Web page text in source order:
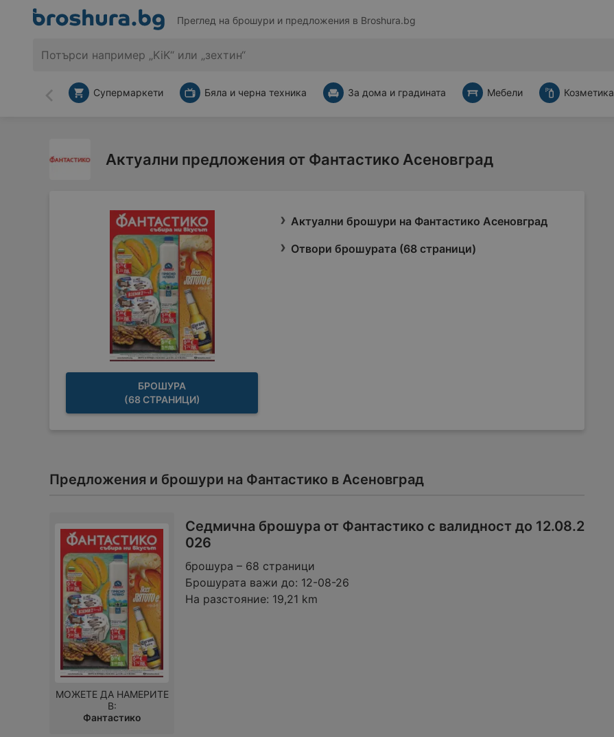
Преглед на брошури и предложения в Broshura.bg
Назад
Супермаркети Бяла и черна техника За дома и градината Мебели Козметика
Актуални предложения от Фантастико Асеновград
БРОШУРА
(68 СТРАНИЦИ)
Актуални брошури на Фантастико Асеновград
Отвори брошурата (68 страници)
Предложения и брошури на Фантастико в Асеновград
Седмична брошура от Фантастико с валидност до 12.08.2
026
брошура – 68 страници
Брошурата важи до: 12-08-26
На разстояние: 19,21 km
МОЖЕТЕ ДА НАМЕРИТЕ
В:
Фантастико